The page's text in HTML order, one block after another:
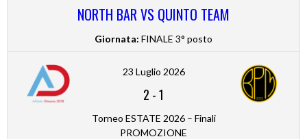
NORTH BAR VS QUINTO TEAM
Giornata: FINALE 3° posto
23 Luglio 2026
2 -1
Torneo ESTATE 2026 – Finali
PROMOZIONE